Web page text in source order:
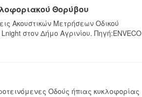
Θορύβου
Ακουστικών Μετρήσεων Οδικού
στον Δήμο Αγρινίου. Πηγή:ENVECO
Οδούς ήπιας κυκλοφορίας